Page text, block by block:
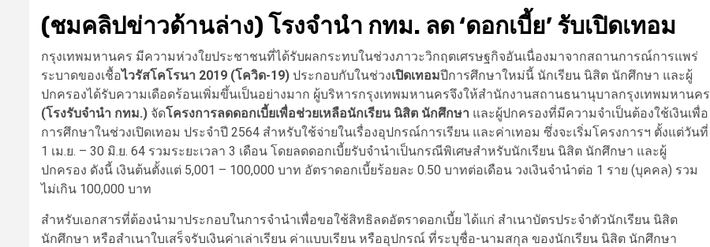
(ชมคลิปข่าวด้านล่าง) โรงจำนำ กทม. ลด ‘ดอกเบี้ย’ รับเปิดเทอม
กรุงเทพมหานคร มีความห่วงใยประชาชนที่ได้รับผลกระทบในช่วงภาวะวิกฤตเศรษฐกิจอันเนื่องมาจากสถานการณ์การแพร่
ระบาดของเชื้อไวรัสโคโรนา 2019 (โควิด-19) ประกอบกับในช่วงเปิดเทอมปีการศึกษาใหม่นี้ นักเรียน นิสิต นักศึกษา และผู้
ปกครองได้รับความเดือดร้อนเพิ่มขึ้นเป็นอย่างมาก ผู้บริหารกรุงเทพมหานครจึงให้สำนักงานสถานธนานุบาลกรุงเทพมหานคร
(โรงรับจำนำ กทม.) จัดโครงการลดดอกเบี้ยเพื่อช่วยเหลือนักเรียน นิสิต นักศึกษา และผู้ปกครองที่มีความจำเป็นต้องใช้เงินเพื่อ
การศึกษาในช่วงเปิดเทอม ประจำปี 2564 สำหรับใช้จ่ายในเรื่องอุปกรณ์การเรียน และค่าเทอม ซึ่งจะเริ่มโครงการฯ ตั้งแต่วันที่
1 เม.ย. – 30 มิ.ย. 64 รวมระยะเวลา 3 เดือน โดยลดดอกเบี้ยรับจำนำเป็นกรณีพิเศษสำหรับนักเรียน นิสิต นักศึกษา และผู้
ปกครอง ดังนี้ เงินต้นตั้งแต่ 5,001 – 100,000 บาท อัตราดอกเบี้ยร้อยละ 0.50 บาทต่อเดือน วงเงินจำนำต่อ 1 ราย (บุคคล) รวม
ไม่เกิน 100,000 บาท
สำหรับเอกสารที่ต้องนำมาประกอบในการจำนำเพื่อขอใช้สิทธิลดอัตราดอกเบี้ย ได้แก่ สำเนาบัตรประจำตัวนักเรียน นิสิต
นักศึกษา หรือสำเนาใบเสร็จรับเงินค่าเล่าเรียน ค่าแบบเรียน หรืออุปกรณ์ ที่ระบุชื่อ-นามสกุล ของนักเรียน นิสิต นักศึกษา